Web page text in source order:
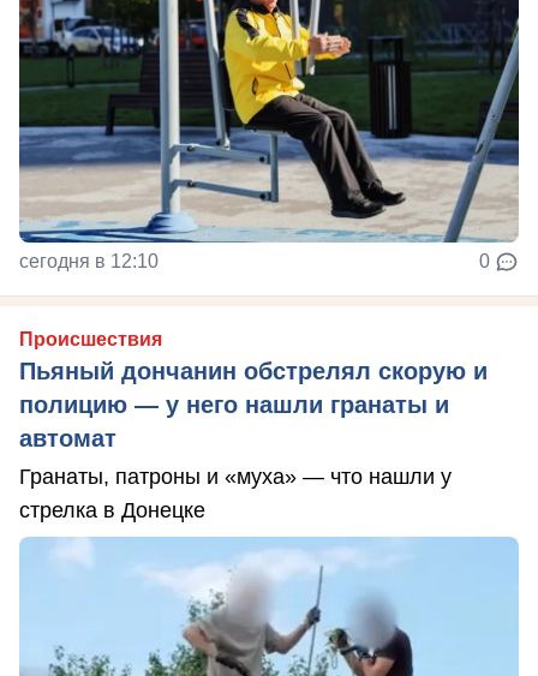
сегодня в 12:10 0
Происшествия
Пьяный дончанин обстрелял скорую и
полицию — у него нашли гранаты и
автомат
Гранаты, патроны и «муха» — что нашли у
стрелка в Донецке